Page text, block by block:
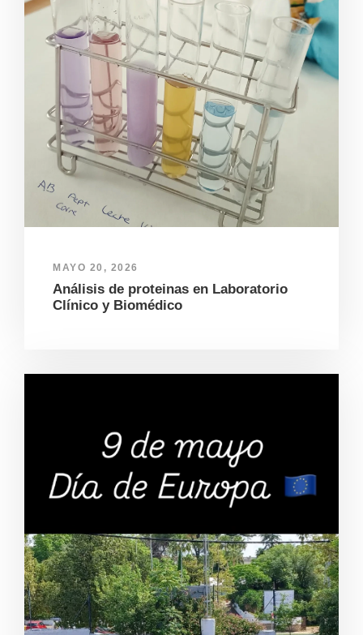
MAYO 20, 2026
Análisis de proteinas en Laboratorio
Clínico y Biomédico